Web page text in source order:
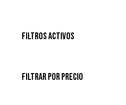
FILTROS ACTIVOS
FILTRAR POR PRECIO